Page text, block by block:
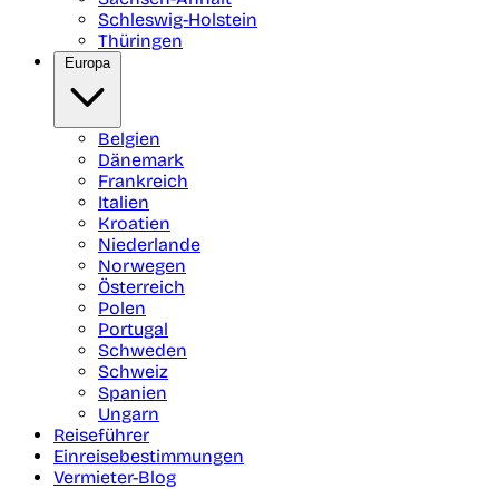
Schleswig-Holstein
Thüringen
Europa
Belgien
Dänemark
Frankreich
Italien
Kroatien
Niederlande
Norwegen
Österreich
Polen
Portugal
Schweden
Schweiz
Spanien
Ungarn
Reiseführer
Einreisebestimmungen
Vermieter-Blog